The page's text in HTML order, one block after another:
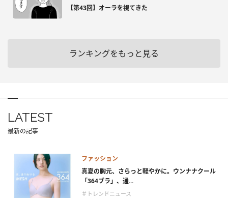
【第43回】オーラを視てきた
ランキングをもっと見る
LATEST
最新の記事
ファッション
真夏の胸元、さらっと軽やかに。ウンナナクール
「364ブラ」、通...
＃トレンドニュース